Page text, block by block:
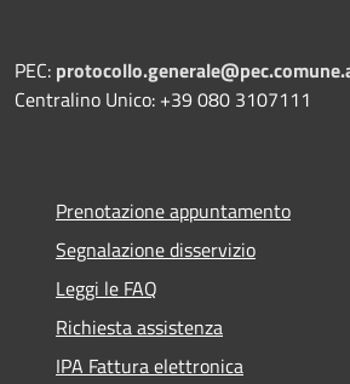
PEC:
Centralino Unico: +39 080 3107111
Prenotazione appuntamento
Segnalazione disservizio
Leggi le FAQ
Richiesta assistenza
IPA Fattura elettronica